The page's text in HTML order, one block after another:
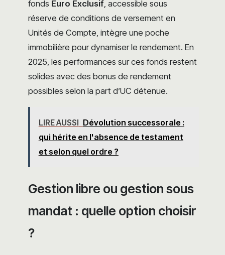
fonds Euro Exclusif, accessible sous
réserve de conditions de versement en
Unités de Compte, intègre une poche
immobilière pour dynamiser le rendement. En
2025, les performances sur ces fonds restent
solides avec des bonus de rendement
possibles selon la part d’UC détenue.
LIRE AUSSI Dévolution successorale :
qui hérite en l'absence de testament
et selon quel ordre ?
Gestion libre ou gestion sous
mandat : quelle option choisir
?